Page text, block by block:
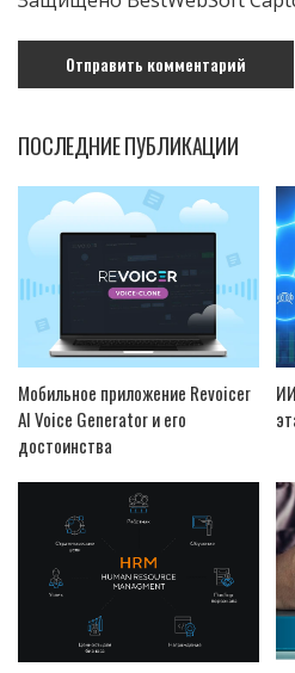
ПОСЛЕДНИЕ ПУБЛИКАЦИИ
Мобильное приложение Revoicer
AI Voice Generator и его
достоинства